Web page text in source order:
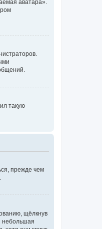
аватара».
такую
прежде чем
щёлкнув
небольшая